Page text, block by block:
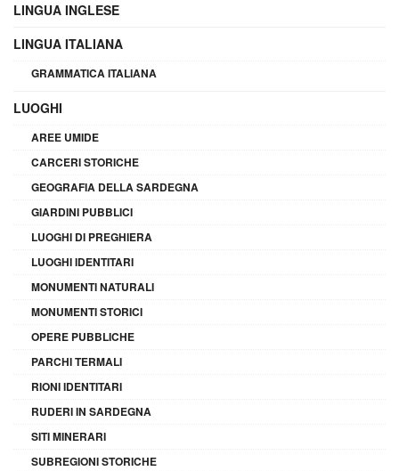
LINGUA INGLESE
LINGUA ITALIANA
GRAMMATICA ITALIANA
LUOGHI
AREE UMIDE
CARCERI STORICHE
GEOGRAFIA DELLA SARDEGNA
GIARDINI PUBBLICI
LUOGHI DI PREGHIERA
LUOGHI IDENTITARI
MONUMENTI NATURALI
MONUMENTI STORICI
OPERE PUBBLICHE
PARCHI TERMALI
RIONI IDENTITARI
RUDERI IN SARDEGNA
SITI MINERARI
SUBREGIONI STORICHE